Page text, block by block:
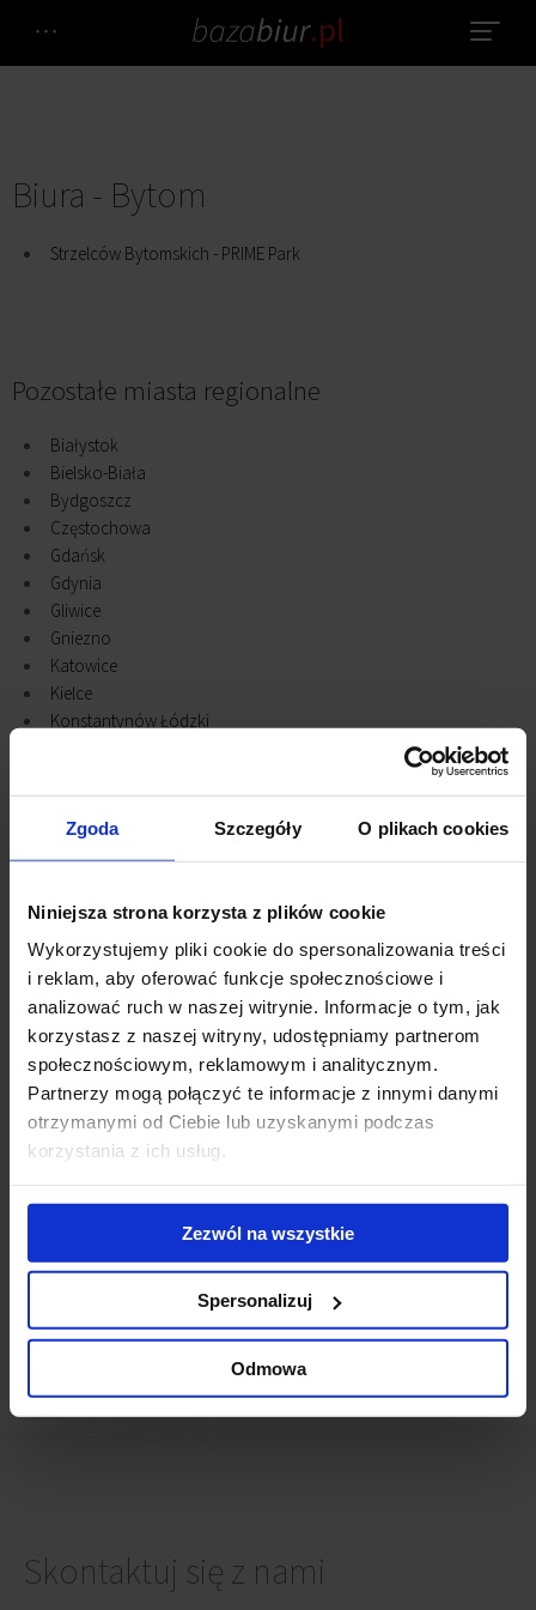
Zgoda Szczegóły O plikach cookies
Niniejsza strona korzysta z plików cookie
Wykorzystujemy pliki cookie do spersonalizowania treści
i reklam, aby oferować funkcje społecznościowe i
analizować ruch w naszej witrynie. Informacje o tym, jak
korzystasz z naszej witryny, udostępniamy partnerom
społecznościowym, reklamowym i analitycznym.
Partnerzy mogą połączyć te informacje z innymi danymi
otrzymanymi od Ciebie lub uzyskanymi podczas
korzystania z ich usług.
Zezwól na wszystkie
Spersonalizuj
Odmowa
Biura - Bytom
Strzelców Bytomskich - PRIME Park
Pozostałe miasta regionalne
Białystok
Bielsko-Biała
Bydgoszcz
Częstochowa
Gdańsk
Gdynia
Gliwice
Gniezno
Katowice
Kielce
Konstantynów Łódzki
Lublin
Łódź
Olsztyn
Piaseczno
Piastów
Płock
Poznań
Radom
Raszyn
Rybnik
Rzeszów
Sopot
Warszawa
Zabrze
Skontaktuj się z nami